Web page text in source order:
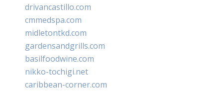
drivancastillo.com
cmmedspa.com
midletontkd.com
gardensandgrills.com
basilfoodwine.com
nikko-tochigi.net
caribbean-corner.com